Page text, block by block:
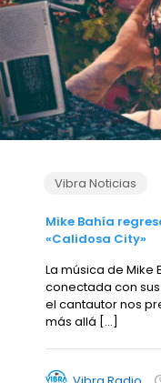
Vibra Noticias
Mike Bahía
«Calidosa City»
La música de
conectada con sus
el cantautor nos
más allá […]